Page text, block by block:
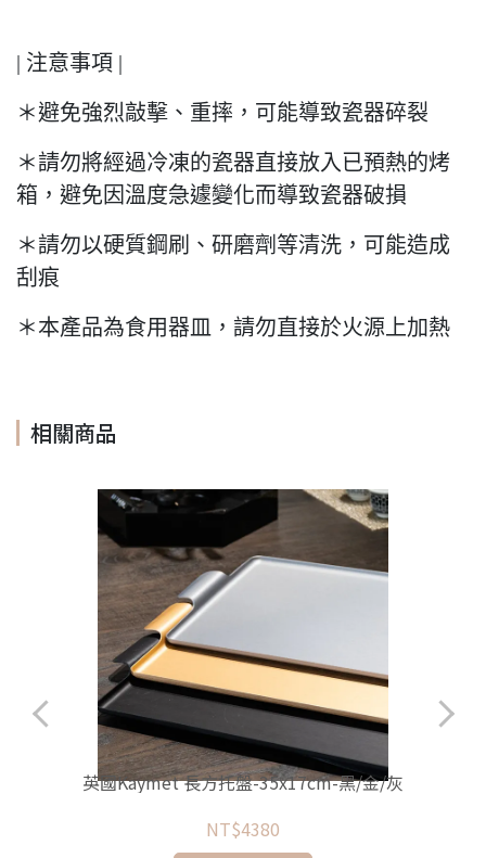
| 注意事項 |
＊避免強烈敲擊、重摔，可能導致瓷器碎裂
＊請勿將經過冷凍的瓷器直接放入已預熱的烤
箱，避免因溫度急遽變化而導致瓷器破損
＊請勿以硬質鋼刷、研磨劑等清洗，可能造成
刮痕
＊本產品為食用器皿，請勿直接於火源上加熱
相關商品
英國Kaymet 長方托盤-35x17cm-黑/金/灰
NT$4380